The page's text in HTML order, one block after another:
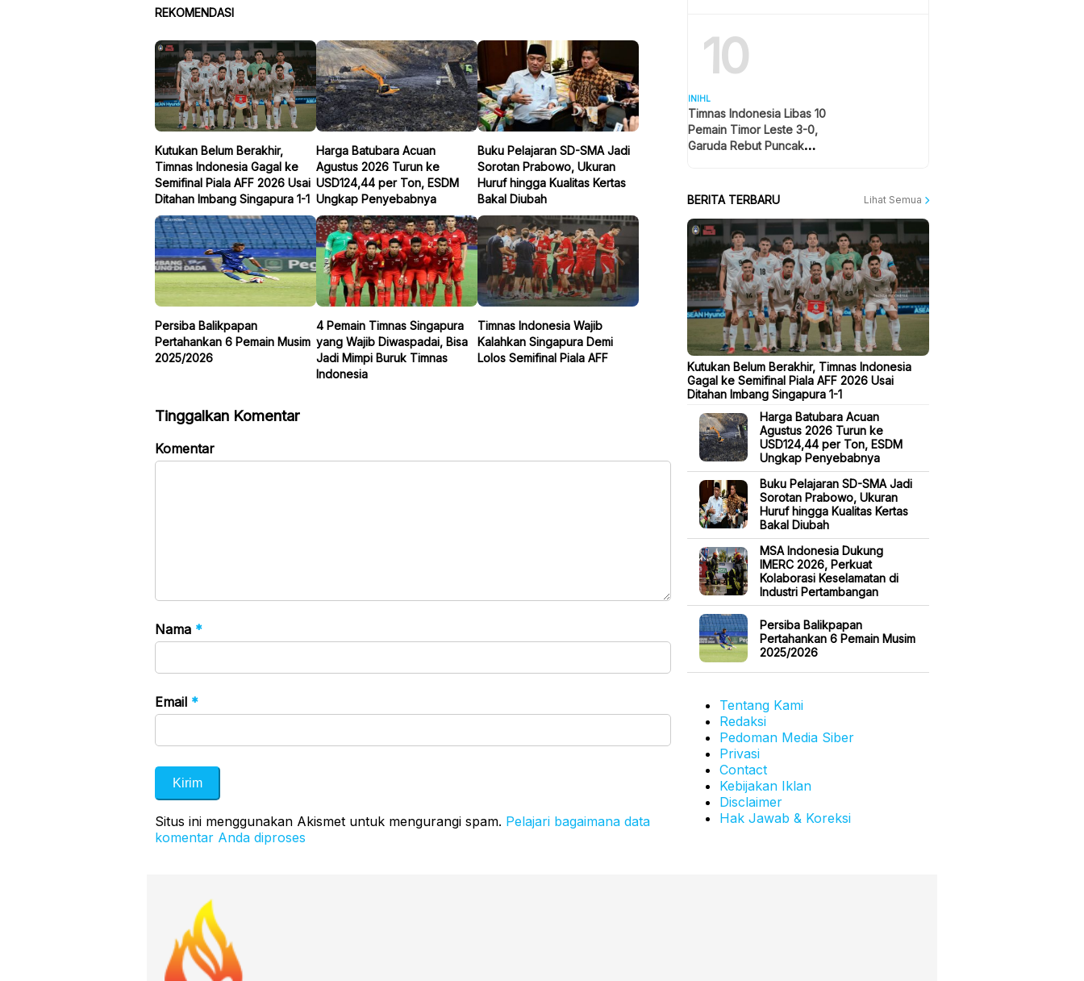
REKOMENDASI
Kutukan Belum Berakhir,
Timnas Indonesia Gagal ke
Semifinal Piala AFF 2026 Usai
Ditahan Imbang Singapura 1-1
Harga Batubara Acuan
Agustus 2026 Turun ke
USD124,44 per Ton, ESDM
Ungkap Penyebabnya
Buku Pelajaran SD-SMA Jadi
Sorotan Prabowo, Ukuran
Huruf hingga Kualitas Kertas
Bakal Diubah
Persiba Balikpapan
Pertahankan 6 Pemain Musim
2025/2026
4 Pemain Timnas Singapura
yang Wajib Diwaspadai, Bisa
Jadi Mimpi Buruk Timnas
Indonesia
Timnas Indonesia Wajib
Kalahkan Singapura Demi
Lolos Semifinal Piala AFF
Tinggalkan Komentar
Komentar
Nama *
Email *
Situs ini menggunakan Akismet untuk mengurangi spam. Pelajari bagaimana data
komentar Anda diproses
10
INIHL
Timnas Indonesia Libas 10
Pemain Timor Leste 3-0,
Garuda Rebut Puncak
BERITA TERBARU Lihat Semua
Kutukan Belum Berakhir, Timnas Indonesia
Gagal ke Semifinal Piala AFF 2026 Usai
Ditahan Imbang Singapura 1-1
Harga Batubara Acuan
Agustus 2026 Turun ke
USD124,44 per Ton, ESDM
Ungkap Penyebabnya
Buku Pelajaran SD-SMA Jadi
Sorotan Prabowo, Ukuran
Huruf hingga Kualitas Kertas
Bakal Diubah
MSA Indonesia Dukung
IMERC 2026, Perkuat
Kolaborasi Keselamatan di
Industri Pertambangan
Persiba Balikpapan
Pertahankan 6 Pemain Musim
2025/2026
Tentang Kami
Redaksi
Pedoman Media Siber
Privasi
Contact
Kebijakan Iklan
Disclaimer
Hak Jawab & Koreksi